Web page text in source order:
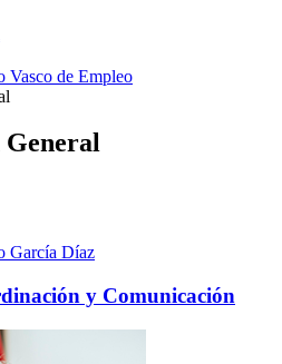
Vasco de Empleo
General
García Díaz
y Comunicación